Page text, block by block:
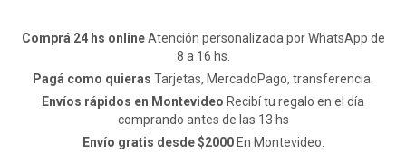
Comprá 24 hs onlineAtención personalizada por WhatsApp de
8 a 16 hs.
Pagá como quieras Tarjetas, MercadoPago, transferencia.
Envíos rápidos en Montevideo Recibí tu regalo en el día
comprando antes de las 13 hs
Envío gratis desde $2000En Montevideo.